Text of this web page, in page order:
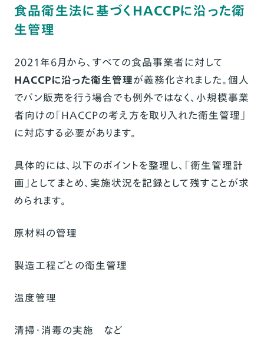
食品衛生法に基づくHACCPに沿った衛
生管理
2021年6月から、すべての食品事業者に対して
HACCPに沿った衛生管理が義務化されました。個人
でパン販売を行う場合でも例外ではなく、小規模事業
者向けの「HACCPの考え方を取り入れた衛生管理」
に対応する必要があります。
具体的には、以下のポイントを整理し、「衛生管理計
画」としてまとめ、実施状況を記録として残すことが求
められます。
原材料の管理
製造工程ごとの衛生管理
温度管理
清掃・消毒の実施 など